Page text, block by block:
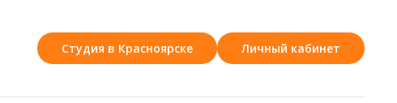
Студия в Красноярске Личный кабинет